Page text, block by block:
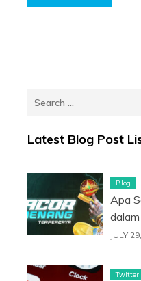
Search
Latest Blog Post
Blog
Apa
JULY
Twitter